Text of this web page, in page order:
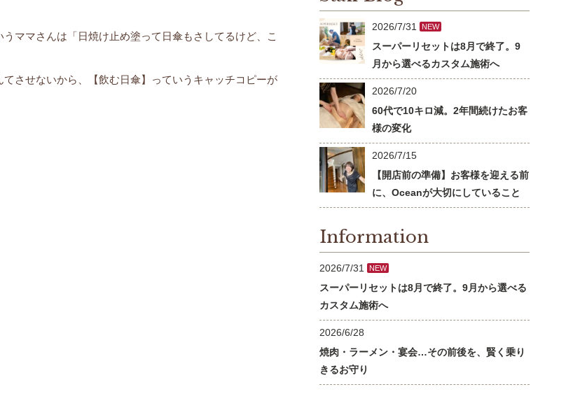
ママさんは「日焼け止め塗って日傘もさしてるけど、こ
させないから、【飲む日傘】っていうキャッチコピーが
2026/7/31 NEW
スーパーリセットは8月で終了。9
月から選べるカスタム施術へ
2026/7/20
60代で10キロ減。2年間続けたお客
様の変化
2026/7/15
【開店前の準備】お客様を迎える前
に、Oceanが大切にしていること
Information
2026/7/31 NEW
スーパーリセットは8月で終了。9月から選べる
カスタム施術へ
2026/6/28
焼肉・ラーメン・宴会…その前後を、賢く乗り
きるお守り